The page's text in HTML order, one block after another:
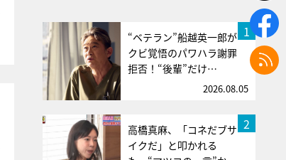
1
“ベテラン”船越英一郎が
クビ覚悟のパワハラ謝罪
拒否！“後輩”だけ…
2026.08.05
2
高橋真麻、「コネだブサ
イクだ」と叩かれる